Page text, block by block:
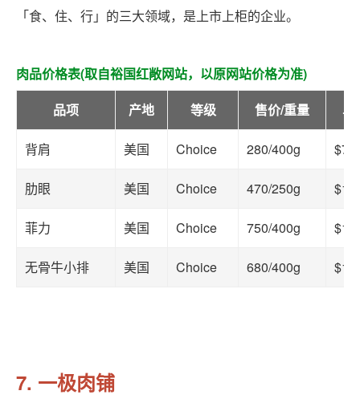
「食、住、行」的三大领域，是上市上柜的企业。
肉品价格表(取自裕国红敞网站，以原网站价格为准)
品项
产地 等级 售价/重量 单
背肩 美国 Choice 280/400g
肋眼 美国 Choice 470/250g
菲力 美国 Choice 750/400g
无骨牛小排 美国 Choice 680/400g
7. 一极肉铺